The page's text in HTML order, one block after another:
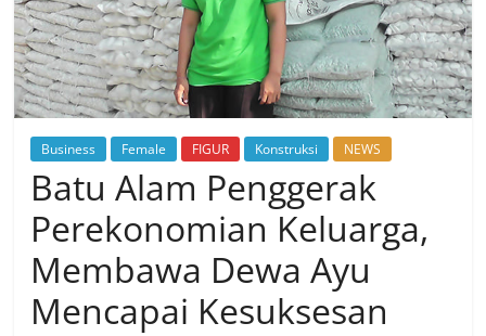
Business Female FIGUR Konstruksi NEWS
Batu Alam Penggerak
Perekonomian Keluarga,
Membawa Dewa Ayu
Mencapai Kesuksesan